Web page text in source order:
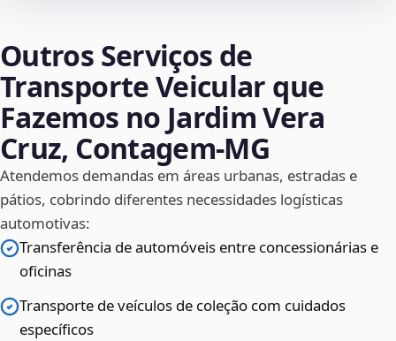
Outros Serviços de
Transporte Veicular que
Fazemos no Jardim Vera
Cruz, Contagem‑MG
Atendemos demandas em áreas urbanas, estradas e
pátios, cobrindo diferentes necessidades logísticas
automotivas:
Transferência de automóveis entre concessionárias e
oficinas
Transporte de veículos de coleção com cuidados
específicos